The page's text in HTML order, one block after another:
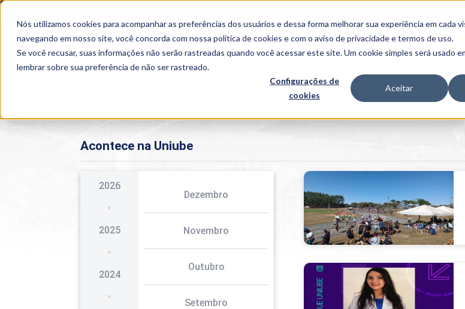
Nós utilizamos cookies para acompanhar as preferências dos usuários e dessa forma melhorar sua experiência em cada
navegando em nosso site, você concorda com nossa política de cookies e com o aviso deprivacidade e termos de uso.
Se você recusar, suas informações não serão rastreadas quando você acessar este site. Um cookie simples será usado
lembrar sobre sua preferência de não ser rastreado.
Configurações de
cookies
Aceitar
SEMIPRESENCIAL PRESENCIAL EAD BENEFÍCIOS
Acadêmicos
PIME
Extensão
Acontece na Uniube
2026
2025
2024
Dezembro
Novembro
Outubro
Setembro